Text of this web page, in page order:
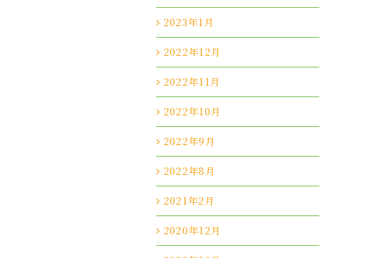
2023年1月
2022年12月
2022年11月
2022年10月
2022年9月
2022年8月
2021年2月
2020年12月